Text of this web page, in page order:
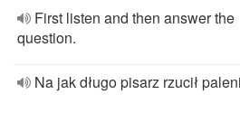
First listen and then answer the
question.
Na jak długo pisarz rzucił